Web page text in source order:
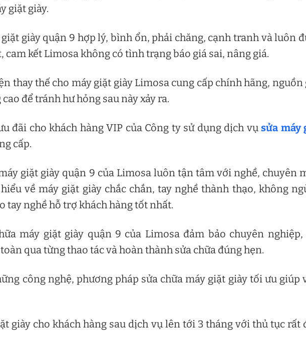
giặt giày.
giày quận 9 hợp lý, bình ổn, phải chăng, cạnh tranh và luôn
cam kết Limosa không có tình trạng báo giá sai, nâng giá.
thay thế cho máy giặt giày Limosa cung cấp chính hãng, nguồn
để tránh hư hỏng sau này xảy ra.
đãi cho khách hàng VIP của Công ty sử dụng dịch vụsửa máy
cấp.
giặt giày quận 9 của Limosa luôn tận tâm với nghề, chuyên
về máy giặt giày chắc chắn, tay nghề thành thạo, không
tay nghề hỗ trợ khách hàng tốt nhất.
máy giặt giày quận 9 của Limosa đảm bảo chuyên nghiệp,
qua từng thao tác và hoàn thành sửa chữa đúng hẹn.
công nghệ, phương pháp sửa chữa máy giặt giày tối ưu giúp
giày cho khách hàng sau dịch vụ lên tới 3 tháng với thủ tục rất